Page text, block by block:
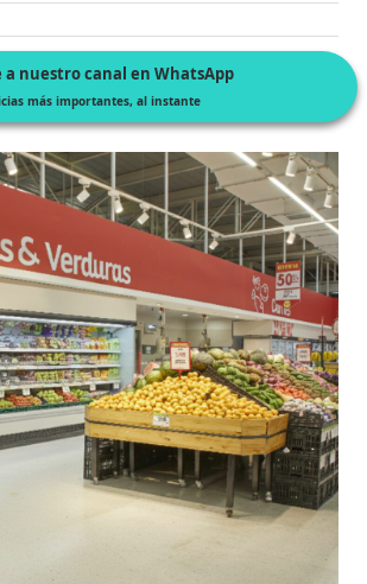
a nuestro canal en WhatsApp
más importantes, al instante